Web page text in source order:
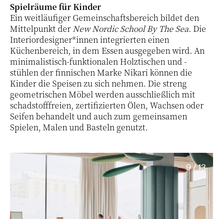
Spielräume für Kinder
Ein weitläufiger Gemeinschaftsbereich bildet den
Mittelpunkt derNew Nordic School By The Sea. Die
Interiordesigner*innen integrierten einen
Küchenbereich, in dem Essen ausgegeben wird. An
minimalistisch-funktionalen Holztischen und -
stühlen der finnischen Marke Nikari können die
Kinder die Speisen zu sich nehmen. Die streng
geometrischen Möbel werden ausschließlich mit
schadstofffreien, zertifizierten Ölen, Wachsen oder
Seifen behandelt und auch zum gemeinsamen
Spielen, Malen und Basteln genutzt.
9 / 13